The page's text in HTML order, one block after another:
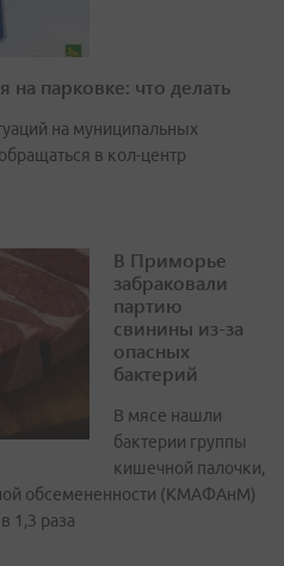
на парковке: что делать
на муниципальных
в кол-центр
В Приморье
забраковали
партию
свинины из-за
опасных
бактерий
В мясе нашли
бактерии группы
кишечной палочки,
обсемененности (КМАФАнМ)
1,3 раза